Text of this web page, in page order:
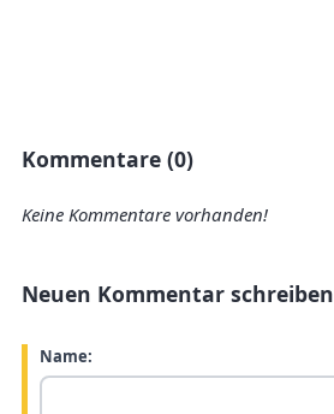
Kommentare (0)
Keine Kommentare vorhanden!
Neuen Kommentar schreiben
Name: